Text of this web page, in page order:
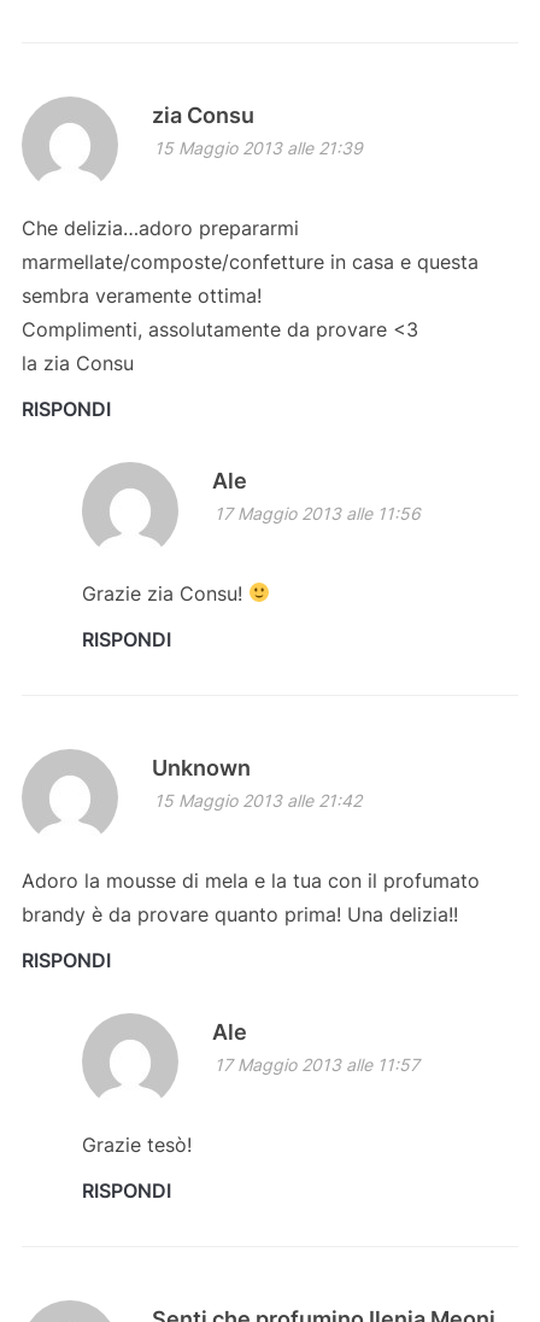
zia Consu
15 Maggio 2013 alle 21:39
Che delizia…adoro prepararmi
marmellate/composte/confetture in casa e questa
sembra veramente ottima!
Complimenti, assolutamente da provare <3
la zia Consu
RISPONDI
Ale
17 Maggio 2013 alle 11:56
Grazie zia Consu!
RISPONDI
Unknown
15 Maggio 2013 alle 21:42
Adoro la mousse di mela e la tua con il profumato
brandy è da provare quanto prima! Una delizia!!
RISPONDI
Ale
17 Maggio 2013 alle 11:57
Grazie tesò!
RISPONDI